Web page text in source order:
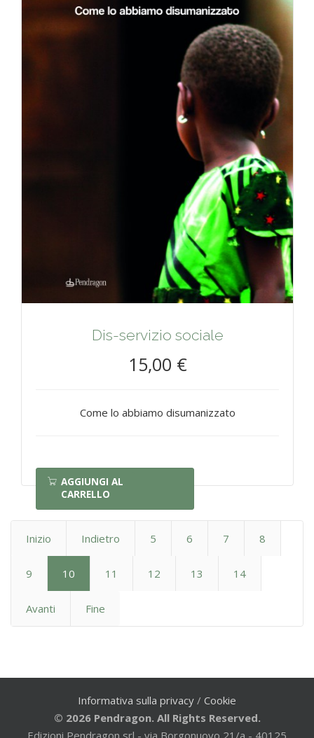
Dis-servizio sociale
15,00 €
Come lo abbiamo disumanizzato
AGGIUNGI AL
CARRELLO
Inizio Indietro 5 6 7 8
9 10 11 12 13 14
Avanti Fine
Informativa sulla privacy / Cookie
© 2026 Pendragon. All Rights Reserved.